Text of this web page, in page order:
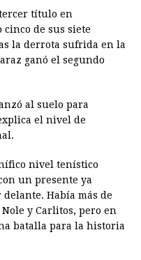
s
ntítulo en
de sus siete
la derrota sufrida en la
ganó el segundo
al suelo para
el nivel de
nivel tenístico
un presente ya
Había más de
y Carlitos, pero en
batalla para la historia